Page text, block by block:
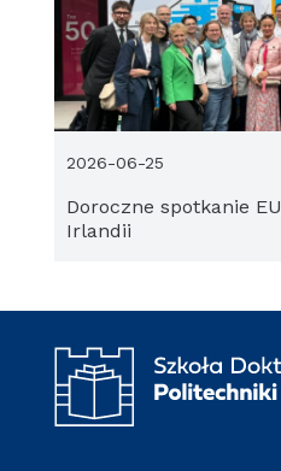
Doroczne spotkanie
Irlandii
2026-06-25